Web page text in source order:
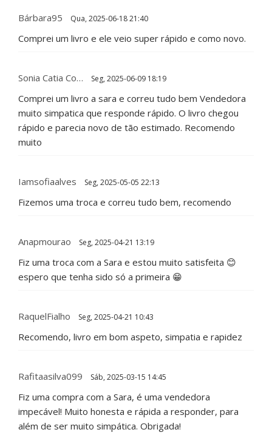
Bárbara95 Qua, 2025-06-18 21:40
Comprei um livro e ele veio super rápido e como novo.
Sonia Catia Co… Seg, 2025-06-09 18:19
Comprei um livro a sara e correu tudo bem Vendedora
muito simpatica que responde rápido. O livro chegou
rápido e parecia novo de tão estimado. Recomendo
muito
Iamsofiaalves Seg, 2025-05-05 22:13
Fizemos uma troca e correu tudo bem, recomendo
Anapmourao Seg, 2025-04-21 13:19
Fiz uma troca com a Sara e estou muito satisfeita 😊
espero que tenha sido só a primeira 😁
RaquelFialho Seg, 2025-04-21 10:43
Recomendo, livro em bom aspeto, simpatia e rapidez
Rafitaasilva099 Sáb, 2025-03-15 14:45
Fiz uma compra com a Sara, é uma vendedora
impecável! Muito honesta e rápida a responder, para
além de ser muito simpática. Obrigada!